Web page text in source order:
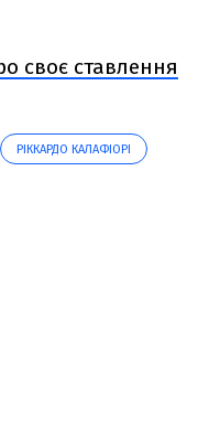
своє ставлення
РІККАРДО КАЛАФІОРІ